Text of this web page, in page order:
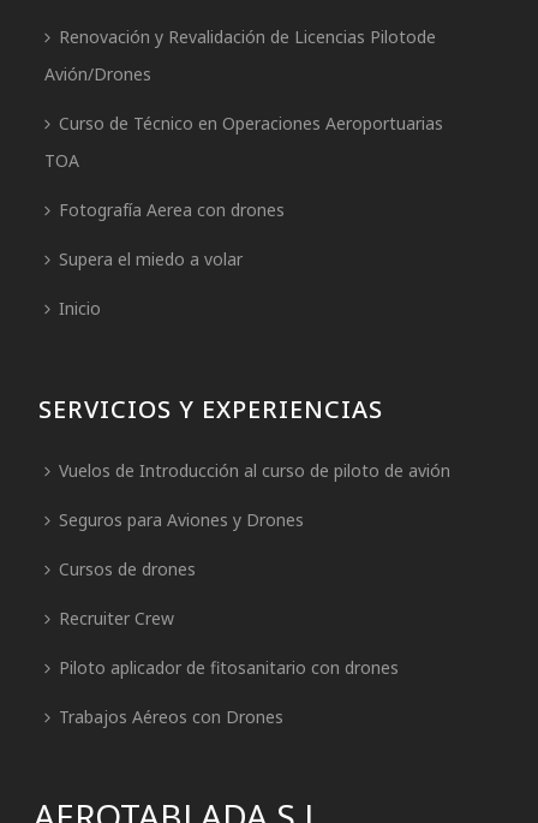
Renovación y Revalidación de Licencias Pilotode
Avión/Drones
Curso de Técnico en Operaciones Aeroportuarias
TOA
Fotografía Aerea con drones
Supera el miedo a volar
Inicio
SERVICIOS Y EXPERIENCIAS
Vuelos de Introducción al curso de piloto de avión
Seguros para Aviones y Drones
Cursos de drones
Recruiter Crew
Piloto aplicador de fitosanitario con drones
Trabajos Aéreos con Drones